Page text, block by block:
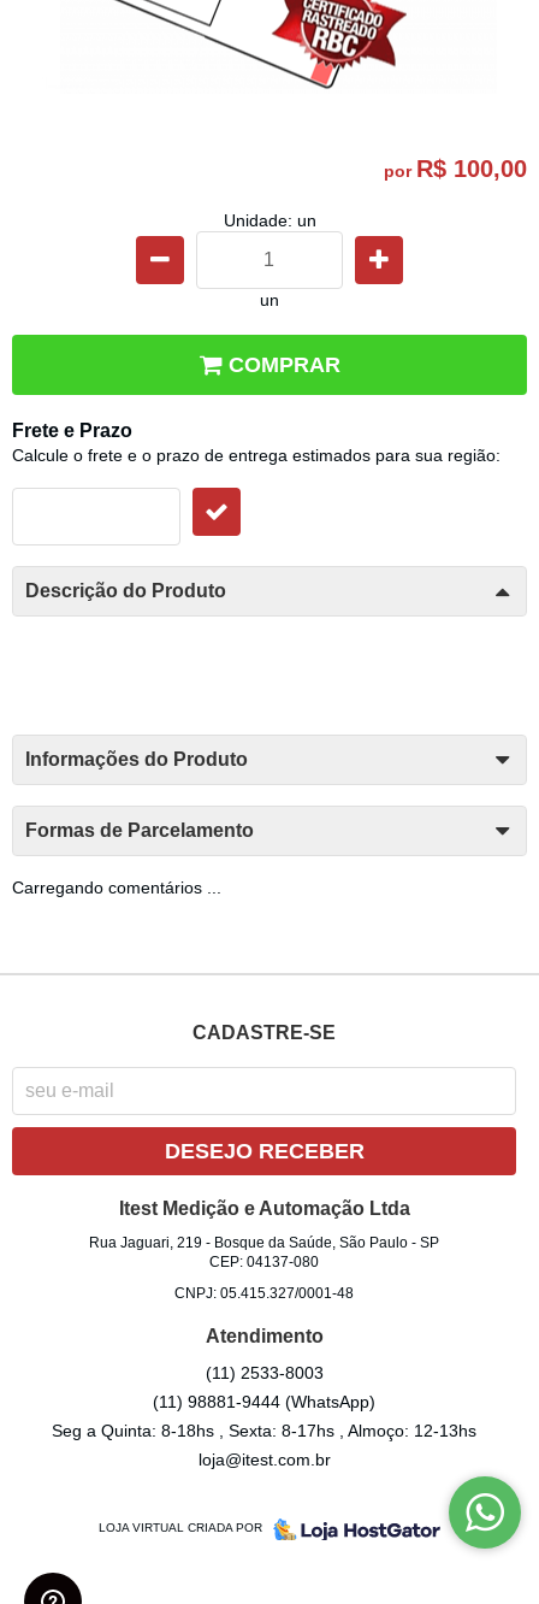
por R$ 100,00
Unidade: un
un
COMPRAR
Frete e Prazo
Calcule o frete e o prazo de entrega estimados para sua região:
Descrição do Produto
Informações do Produto
Formas de Parcelamento
Carregando comentários ...
CADASTRE-SE
DESEJO RECEBER
Itest Medição e Automação Ltda
Rua Jaguari, 219 - Bosque da Saúde, São Paulo -SP
CEP: 04137-080
CNPJ: 05.415.327/0001-48
Atendimento
(11) 2533-8003
(11) 98881-9444(WhatsApp)
Seg a Quinta: 8-18hs , Sexta: 8-17hs , Almoço: 12-13hs
loja@itest.com.br
LOJA VIRTUAL CRIADA POR